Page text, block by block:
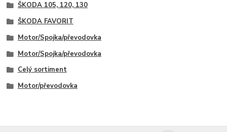
ŠKODA 105, 120, 130
ŠKODA FAVORIT
Motor/Spojka/převodovka
Motor/Spojka/převodovka
Celý sortiment
Motor/převodovka